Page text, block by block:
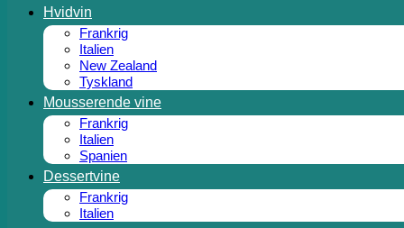
Hvidvin
Frankrig
Italien
New Zealand
Tyskland
Mousserende vine
Frankrig
Italien
Spanien
Dessertvine
Frankrig
Italien